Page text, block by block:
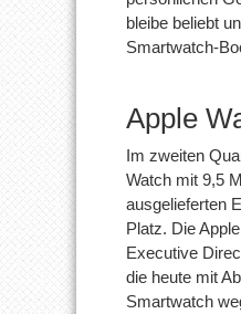
bleibe beliebt
Smartwatch-
Apple
Im zweiten
Watch mit 9,5
ausgelieferten
Platz. Die
Executive
die heute mit
Smartwatch